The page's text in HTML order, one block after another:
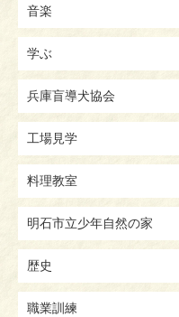
音楽
学ぶ
兵庫盲導犬協会
工場見学
料理教室
明石市立少年自然の家
歴史
職業訓練